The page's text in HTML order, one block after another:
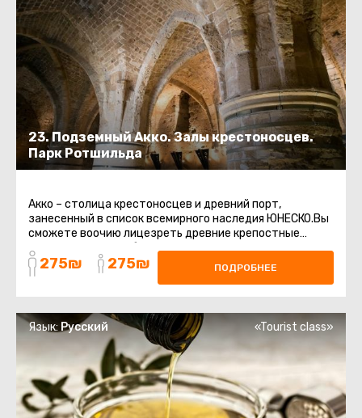
23. Подземный Акко. Залы крестоносцев.
Парк Ротшильда
Акко – столица крестоносцев и древний порт,
занесенный в список всемирного наследия ЮНЕСКО.Вы
сможете воочию лицезреть древние крепостные
стены, восточный базар, старинные ...
275₪ 275₪ ПОДРОБНЕЕ
Язык: Русский «Tourist class»